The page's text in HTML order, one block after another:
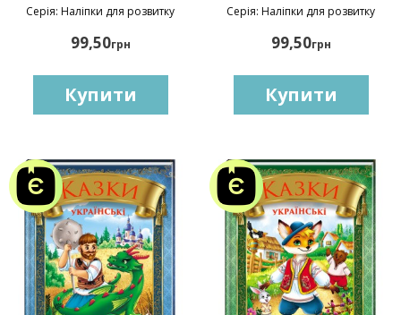
Серія: Наліпки для розвитку
99,50грн
Купити
Серія: Наліпки для розвитку
99,50грн
Купити